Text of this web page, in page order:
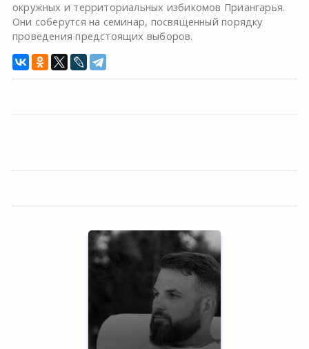
окружных и территориальных избикомов Приангарья.
Они соберутся на семинар, посвященный порядку
проведения предстоящих выборов.